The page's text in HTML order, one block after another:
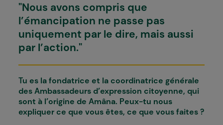
"Nous avons compris que
l’émancipation ne passe pas
uniquement par le dire, mais aussi
par l’action."
Tu es la fondatrice et la coordinatrice générale
des Ambassadeurs d’expression citoyenne, qui
sont à l’origine de Amâna. Peux-tu nous
expliquer ce que vous êtes, ce que vous faites ?